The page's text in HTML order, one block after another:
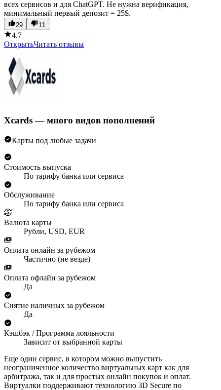
всех сервисов и для ChatGPT. Не нужна верификация,
минимальный первый депозит = 25$.
29 11
4.7
ОткрытьЧитать отзывы
Xcards — много видов пополнений
Карты под любые задачи
Стоимость выпуска
По тарифу банка или сервиса
Обслуживание
По тарифу банка или сервиса
Валюта карты
Рубли, USD, EUR
Оплата онлайн за рубежом
Частично (не везде)
Оплата офлайн за рубежом
Да
Снятие наличных за рубежом
Да
Кэшбэк / Программа лояльности
Зависит от выбранной карты
Еще один сервис, в котором можно выпустить
неограниченное количество виртуальных карт как для
арбитража, так и для простых онлайн покупок и оплат.
Виртуалки поддерживают технологию 3D Secure по